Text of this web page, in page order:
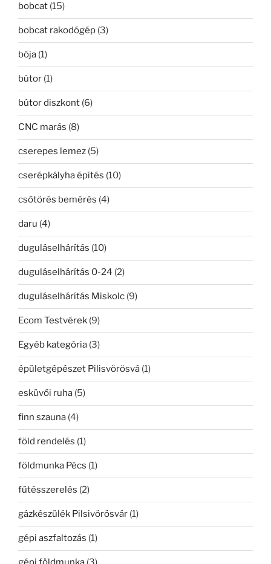
bobcat (15)
bobcat rakodógép (3)
bója (1)
bútor (1)
bútor diszkont (6)
CNC marás (8)
cserepes lemez (5)
cserépkályha építés (10)
csőtörés bemérés (4)
daru (4)
duguláselhárítás (10)
duguláselhárítás 0-24 (2)
duguláselhárítás Miskolc (9)
Ecom Testvérek (9)
Egyéb kategória (3)
épületgépészet Pilisvörösvá (1)
esküvői ruha (5)
finn szauna (4)
föld rendelés (1)
földmunka Pécs (1)
fűtésszerelés (2)
gázkészülék Pilsivörösvár (1)
gépi aszfaltozás (1)